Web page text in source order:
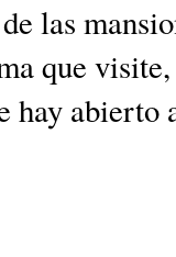
las
que
hay abierto